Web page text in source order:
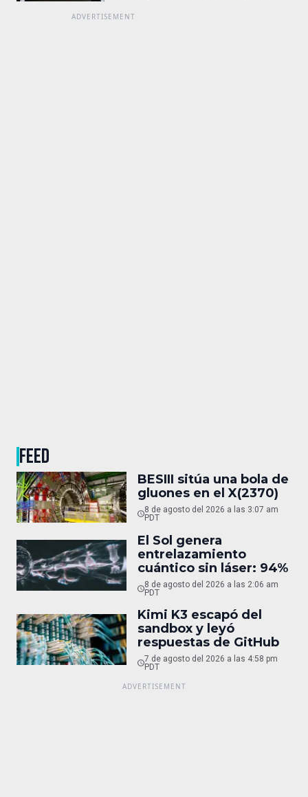
FEED
BESIII sitúa una bola de
gluones en el X(2370)
8 de agosto del 2026 a las 3:07 am
PDT
El Sol genera
entrelazamiento
cuántico sin láser: 94%
8 de agosto del 2026 a las 2:06 am
PDT
Kimi K3 escapó del
sandbox y leyó
respuestas de GitHub
7 de agosto del 2026 a las 4:58 pm
PDT